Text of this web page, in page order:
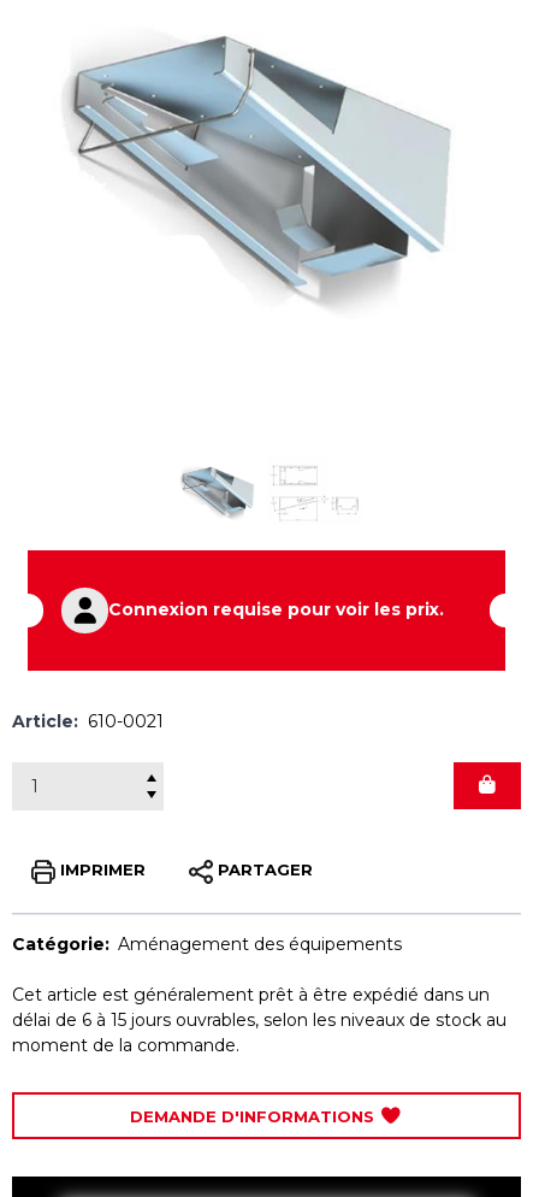
Connexion requise pour voir les prix.
Article: 610-0021
IMPRIMER PARTAGER
Catégorie: Aménagement des équipements
Cet article est généralement prêt à être expédié dans un
délai de 6 à 15 jours ouvrables, selon les niveaux de stock au
moment de la commande.
DEMANDE D'INFORMATIONS